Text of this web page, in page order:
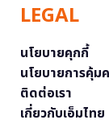
LEGAL
นโยบายคุกกี้
นโยบายการคุ้
ติดต่อเรา
เกี่ยวกับเอ็มไทย